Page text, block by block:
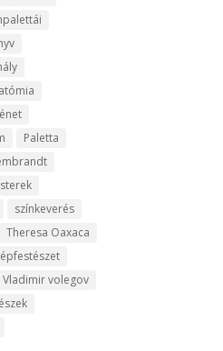
Paletta
színkeverés
Theresa Oaxaca
Vladimir volegov